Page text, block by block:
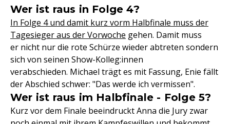
Wer ist raus in Folge 4?
In Folge 4 und damit kurz vorm Halbfinale muss der
Tagesieger aus der Vorwoche gehen. Damit muss
er nicht nur die rote Schürze wieder abtreten sondern
sich von seinen Show-Kolleg:innen
verabschieden. Michael trägt es mit Fassung, Enie fällt
der Abschied schwer: "Das werde ich vermissen".
Wer ist raus im Halbfinale - Folge 5?
Kurz vor dem Finale beeindruckt Anna die Jury zwar